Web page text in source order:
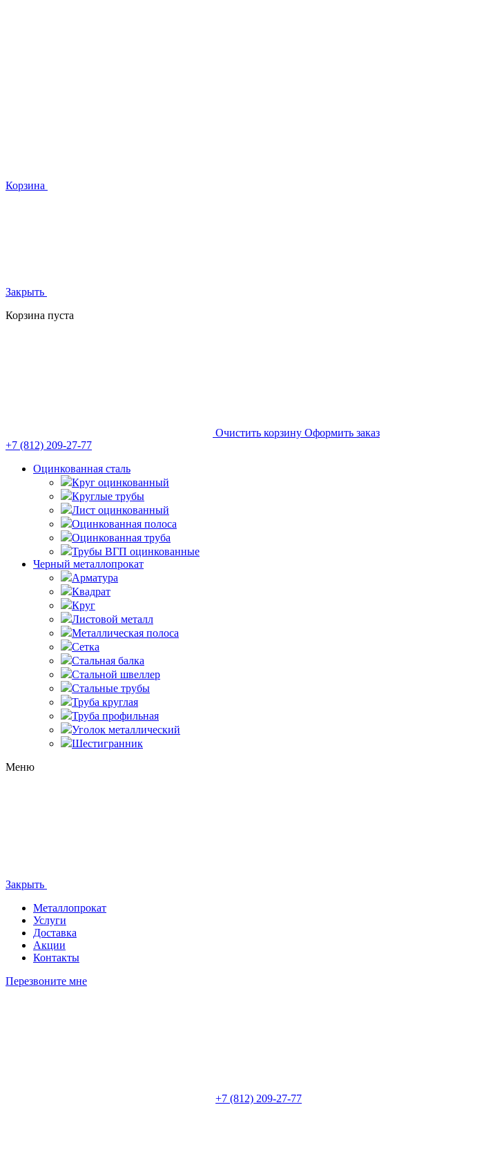
Корзина
Закрыть
Корзина пуста
Очистить корзину Оформить заказ
+7 (812) 209-27-77
Оцинкованная сталь
Круг оцинкованный
Круглые трубы
Лист оцинкованный
Оцинкованная полоса
Оцинкованная труба
Трубы ВГП оцинкованные
Черный металлопрокат
Арматура
Квадрат
Круг
Листовой металл
Металлическая полоса
Сетка
Стальная балка
Стальной швеллер
Стальные трубы
Труба круглая
Труба профильная
Уголок металлический
Шестигранник
Меню
Закрыть
Металлопрокат
Услуги
Доставка
Акции
Контакты
Перезвоните мне
+7 (812) 209-27-77